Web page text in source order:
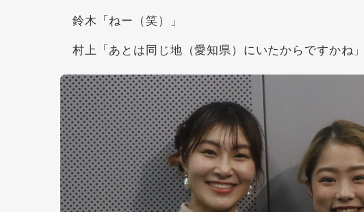
鈴木「ねー（笑）」
村上「あとは同じ地（愛知県）にいたからですかね」